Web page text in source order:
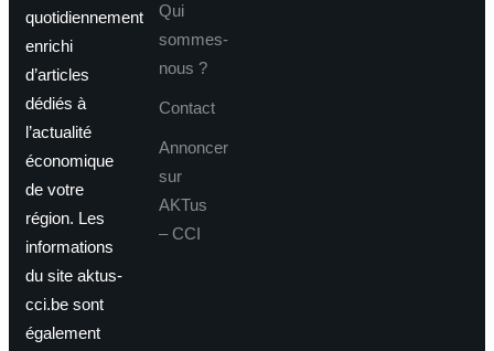
quotidiennement
enrichi
d’articles
dédiés à
l’actualité
économique
de votre
région. Les
informations
du site aktus-
cci.be sont
également
Qui
sommes-
nous ?
Contact
Annoncer
sur
AKTus
– CCI